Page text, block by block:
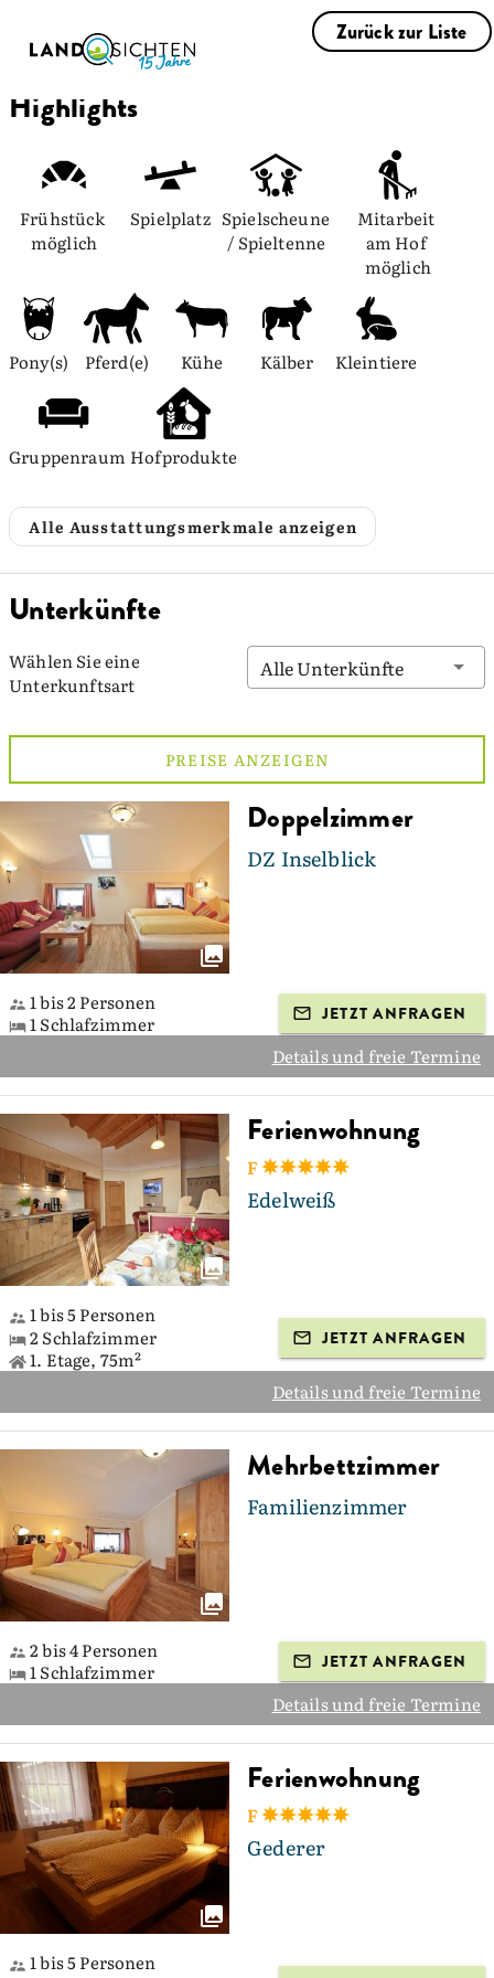
Zurück zur Liste
Highlights
Frühstück
möglich
Spielplatz Spielscheune
/ Spieltenne
Mitarbeit
am Hof
möglich
Pony(s) Pferd(e) Kühe Kälber Kleintiere
Gruppenraum Hofprodukte
Alle Ausstattungsmerkmale anzeigen
Unterkünfte
Wählen Sie eine
Unterkunftsart
Alle Unterkünfte
PREISE ANZEIGEN
Doppelzimmer
DZ Inselblick
1 bis 2 Personen
1 Schlafzimmer
JETZT ANFRAGEN
Details und freie Termine
Ferienwohnung
F
Edelweiß
1 bis 5 Personen
2 Schlafzimmer
1. Etage, 75m²
JETZT ANFRAGEN
Details und freie Termine
Mehrbettzimmer
Familienzimmer
2 bis 4 Personen
1 Schlafzimmer
JETZT ANFRAGEN
Details und freie Termine
Ferienwohnung
F
Gederer
1 bis 5 Personen